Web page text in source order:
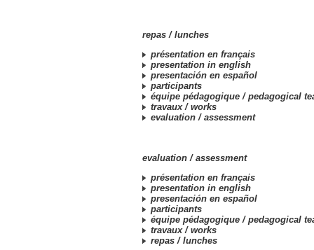
repas / lunches
présentation en français
presentation in english
presentación en español
participants
équipe pédagogique / pedagogical
travaux / works
evaluation / assessment
evaluation / assessment
présentation en français
presentation in english
presentación en español
participants
équipe pédagogique / pedagogical
travaux / works
repas / lunches